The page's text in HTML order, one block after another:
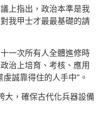
上指出，政治本準是我
我甲士才最最基礎的請
一次所有人全體進修時
治上培育、考核、應用
誠靠得住的人手中”。
大，確保古代化兵器設備